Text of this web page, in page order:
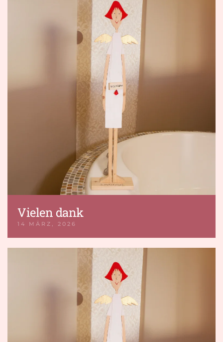
Vielen dank
14 MÄRZ, 2026